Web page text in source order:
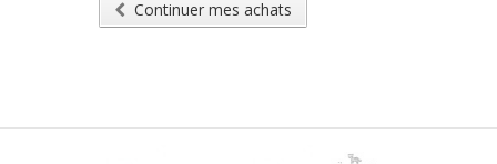
Continuer mes achats